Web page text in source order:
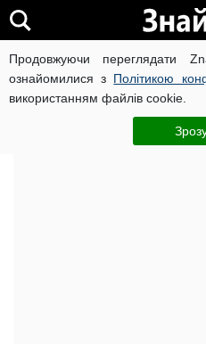
Продовжуючи переглядати
ознайомилися з Політикою
використанням файлів cookie.
ВІЙНА РОСІЇ ПРОТИ